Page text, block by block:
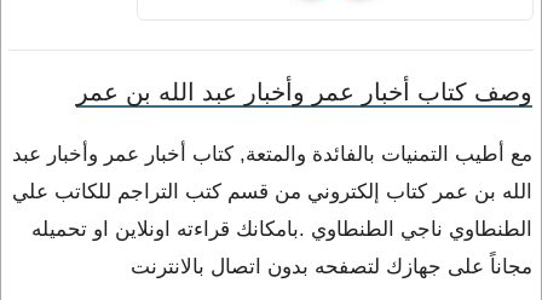
وصف كتاب أخبار عمر وأخبار عبد الله بن عمر
مع أطيب التمنيات بالفائدة والمتعة, كتاب أخبار عمر وأخبار عبد
الله بن عمر كتاب إلكتروني من قسم كتب التراجم للكاتب علي
الطنطاوي ناجي الطنطاوي .بامكانك قراءته اونلاين او تحميله
مجاناً على جهازك لتصفحه بدون اتصال بالانترنت